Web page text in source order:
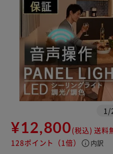
1 /
¥12,800(税込) 送料
128ポイント （1倍） info 内訳
※ご確認ください
カートに入れる